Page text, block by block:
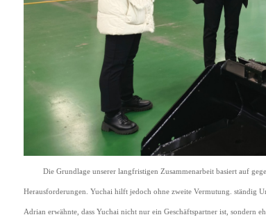
Die Grundlage unserer langfristigen Zusammenarbeit basiert auf
Herausforderungen. Yuchai hilft jedoch ohne zweite Vermutung. ständig
Adrian erwähnte, dass Yuchai nicht nur ein Geschäftspartner ist, sondern